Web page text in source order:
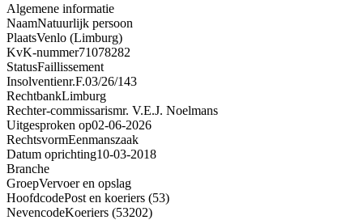
Algemene informatie
NaamNatuurlijk persoon
PlaatsVenlo (Limburg)
KvK-nummer71078282
StatusFaillissement
Insolventienr.F.03/26/143
RechtbankLimburg
Rechter-commissarismr. V.E.J. Noelmans
Uitgesproken op02-06-2026
RechtsvormEenmanszaak
Datum oprichting10-03-2018
Branche
GroepVervoer en opslag
HoofdcodePost en koeriers (53)
NevencodeKoeriers (53202)